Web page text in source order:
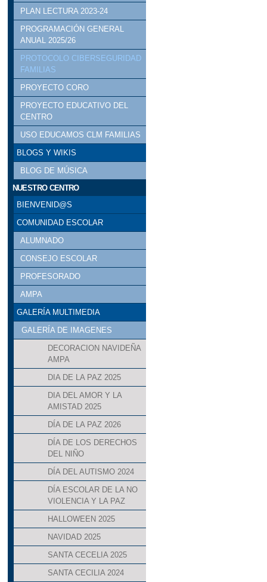
PLAN LECTURA 2023-24
PROGRAMACIÓN GENERAL
ANUAL 2025/26
PROTOCOLO CIBERSEGURIDAD
FAMILIAS
PROYECTO CORO
PROYECTO EDUCATIVO DEL
CENTRO
USO EDUCAMOS CLM FAMILIAS
BLOGS Y WIKIS
BLOG DE MÚSICA
NUESTRO CENTRO
BIENVENID@S
COMUNIDAD ESCOLAR
ALUMNADO
CONSEJO ESCOLAR
PROFESORADO
AMPA
GALERÍA MULTIMEDIA
GALERÍA DE IMAGENES
DECORACION NAVIDEÑA
AMPA
DIA DE LA PAZ 2025
DIA DEL AMOR Y LA
AMISTAD 2025
DÍA DE LA PAZ 2026
DÍA DE LOS DERECHOS
DEL NIÑO
DÍA DEL AUTISMO 2024
DÍA ESCOLAR DE LA NO
VIOLENCIA Y LA PAZ
HALLOWEEN 2025
NAVIDAD 2025
SANTA CECELIA 2025
SANTA CECILIA 2024